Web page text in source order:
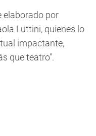
elaborado por
Luttini, quienes lo
impactante,
que teatro".